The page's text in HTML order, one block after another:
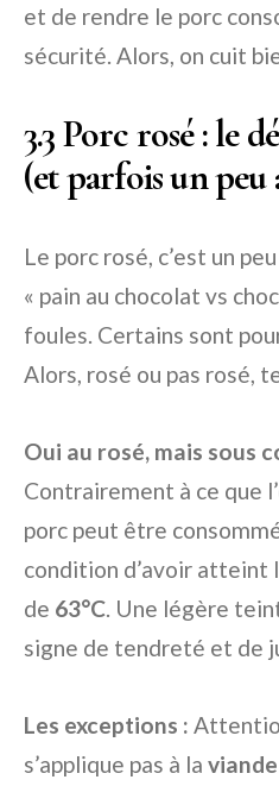
et de rendre le porc
sécurité. Alors, on cuit
3.3 Porc rosé : le
(et parfois un peu
Le porc rosé, c’est un
« pain au chocolat vs
foules. Certains sont
Alors, rosé ou pas rosé,
Oui au rosé, mais sous
Contrairement à ce que
porc peut être
condition d’avoir
de 63°C. Une légère
signe de tendreté et de
Les exceptions :
s’applique pas à la